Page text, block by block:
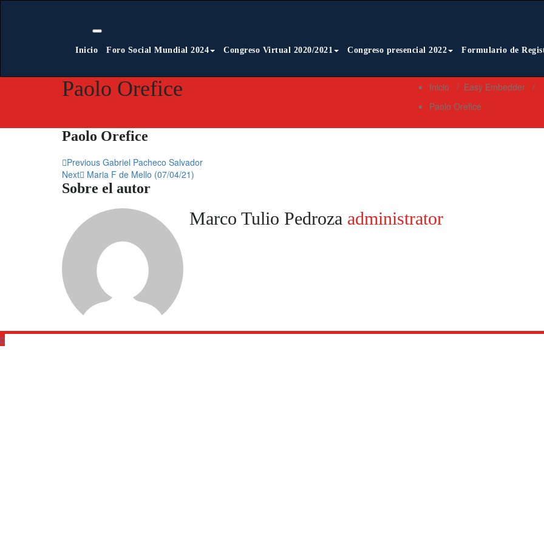
Inicio Foro Social Mundial 2024 Congreso Virtual 2020/2021 Congreso presencial 2022 Formulario de
Paolo Orefice Inicio / Easy Embedder /
Paolo Orefice
Paolo Orefice
Navegación
de
entradas
Previous Gabriel Pacheco Salvador
Next
Maria F de Mello (07/04/21)
Sobre el autor
Marco Tulio Pedroza administrator